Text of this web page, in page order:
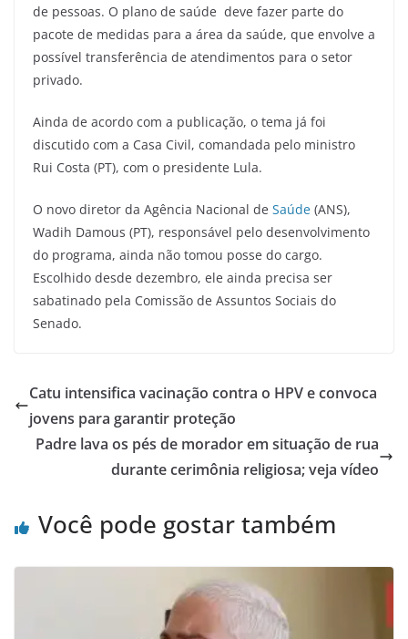
de pessoas. O plano de saúde deve fazer parte do
pacote de medidas para a área da saúde, que envolve a
possível transferência de atendimentos para o setor
privado.
Ainda de acordo com a publicação, o tema já foi
discutido com a Casa Civil, comandada pelo ministro
Rui Costa (PT), com o presidente Lula.
O novo diretor da Agência Nacional de Saúde (ANS),
Wadih Damous (PT), responsável pelo desenvolvimento
do programa, ainda não tomou posse do cargo.
Escolhido desde dezembro, ele ainda precisa ser
sabatinado pela Comissão de Assuntos Sociais do
Senado.
Catu intensifica vacinação contra o HPV e convoca
jovens para garantir proteção
Padre lava os pés de morador em situação de rua
durante cerimônia religiosa; veja vídeo
Você pode gostar também